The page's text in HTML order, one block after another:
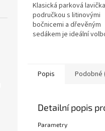
Klasická parková
područkou s litinovými
bočnicemi a dřevěným
sedákem je ideální
Popis Podobné
Detailní popis
Parametry